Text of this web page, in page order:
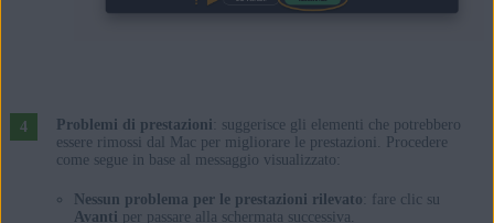
Problemi di prestazioni : suggerisce gli elementi che potrebbero
essere rimossi dal Mac per migliorare le prestazioni. Procedere
come segue in base al messaggio visualizzato:
Nessun problema per le prestazioni rilevato : fare clic su
Avanti per passare alla schermata successiva.